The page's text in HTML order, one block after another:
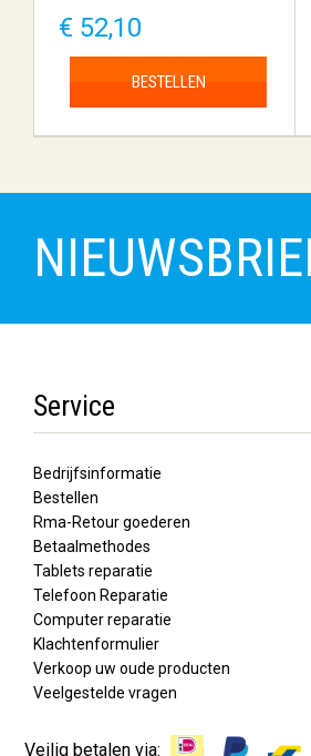
€ 52,10
BESTELLEN
Service
Bedrijfsinformatie
Bestellen
Rma-Retour goederen
Betaalmethodes
Tablets reparatie
Telefoon Reparatie
Computer reparatie
Klachtenformulier
Verkoop uw oude producten
Veelgestelde vragen
Veilig betalen via: